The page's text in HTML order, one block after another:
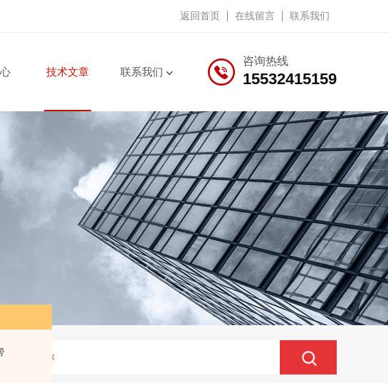
返回首页 在线留言 联系我们
咨询热线
15532415159
技术文章 联系我们